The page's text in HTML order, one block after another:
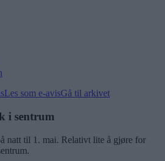
Les som e-avisGå til arkivet
i sentrum
natt til 1. mai. Relativt lite å gjøre for